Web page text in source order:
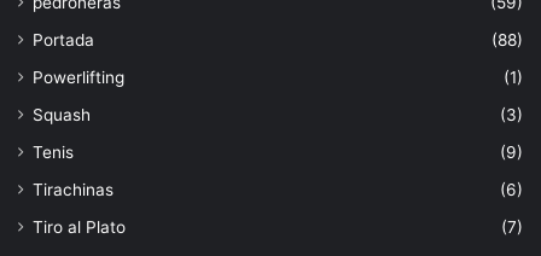
Portada
(88)
Powerlifting
(1)
Squash
(3)
Tenis
(9)
Tirachinas
(6)
Tiro al Plato
(7)